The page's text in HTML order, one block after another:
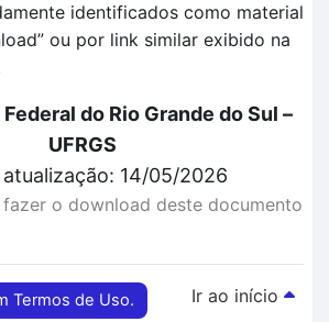
identificados como material
ou por link similar exibido na
do Rio Grande do Sul –
UFRGS
14/05/2026
fazer o download deste documento
Termos de Uso. Ir ao início